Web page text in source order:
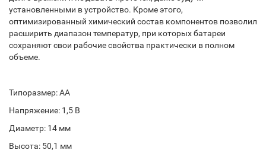
установленными в устройство. Кроме этого,
оптимизированный химический состав компонентов позволил
расширить диапазон температур, при которых батареи
сохраняют свои рабочие свойства практически в полном
объеме.
Типоразмер: АА
Напряжение: 1,5 В
Диаметр: 14 мм
Высота: 50,1 мм